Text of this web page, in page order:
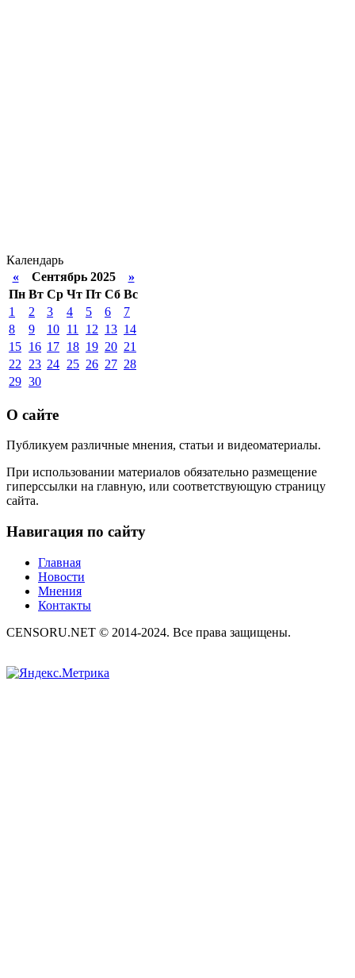
Календарь
«Сентябрь 2025 »
Пн Вт Ср Чт Пт Сб Вс
1
2 3 4 5 6
7
8
9 10 11 12 13 14
15 16 17 18 19 20 21
22
23 24 25 26 27 28
29 30
О сайте
Публикуем различные мнения, статьи и видеоматериалы.
При использовании материалов обязательно размещение
гиперссылки на главную, или соответствующую страницу
сайта.
Навигация по сайту
Главная
Новости
Мнения
Контакты
CENSORU.NET © 2014-2024. Все права защищены.